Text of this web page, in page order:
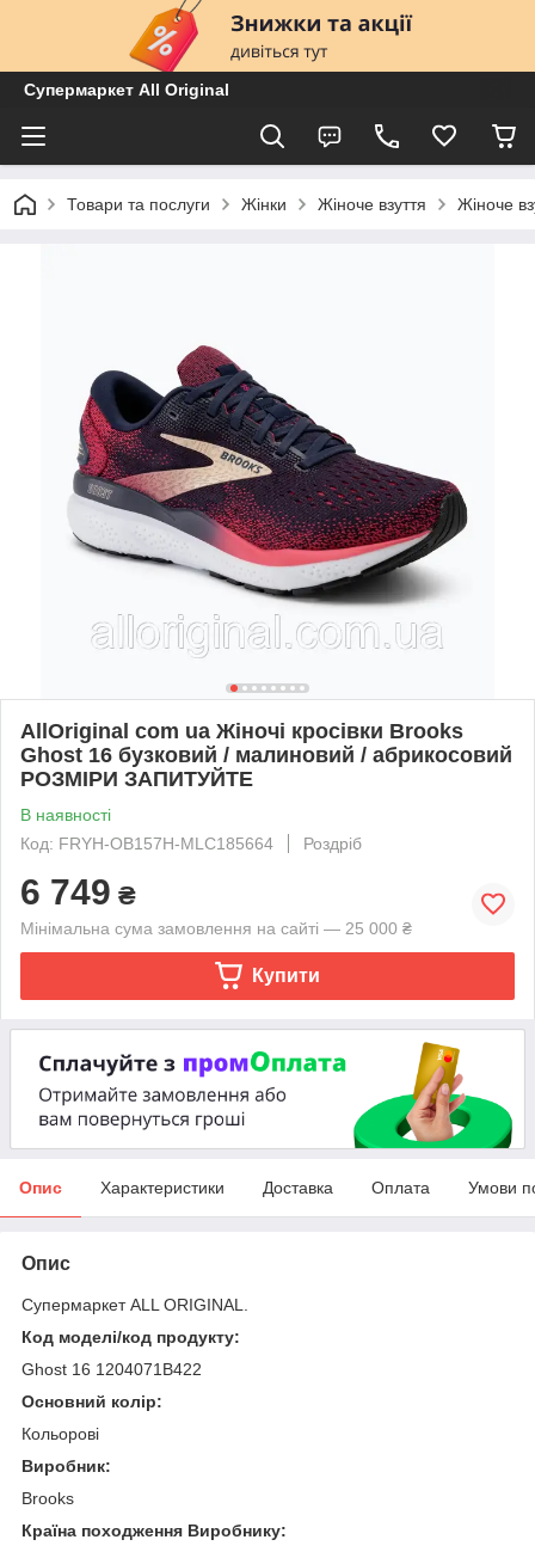
Супермаркет All Original
Товари та послуги Жінки Жіноче взуття Жіноче
AllOriginal com ua Жіночі кросівки Brooks
Ghost 16 бузковий / малиновий / абрикосовий
РОЗМІРИ ЗАПИТУЙТЕ
В наявності
Код: FRYH-OB157H-MLC185664
Роздріб
6 749 ₴
Мінімальна сума замовлення на сайті — 25 000 ₴
Купити
Опис Характеристики Доставка Оплата Умови
Опис
Супермаркет ALL ORIGINAL.
Код моделі/код продукту:
Ghost 16 1204071B422
Основний колір:
Кольорові
Виробник:
Brooks
Країна походження Виробнику: